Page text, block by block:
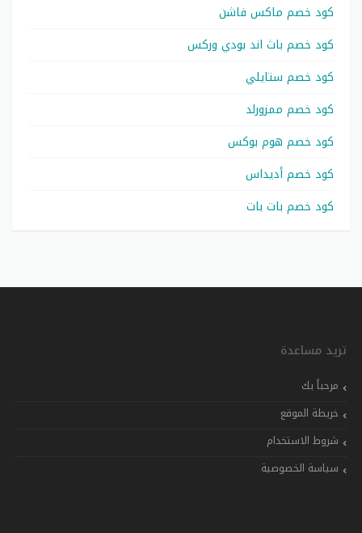
كود خصم ماكس فاشن
كود خصم باث اند بودي وركس
كود خصم ستايلي
كود خصم ممزورلد
كود خصم هوم بوكس
كود خصم أديداس
كود خصم بات بات
تريد مساعدة
مرحباً بك
خريطة الموقع
شروط الاستخدام
سياسة الخصوصية